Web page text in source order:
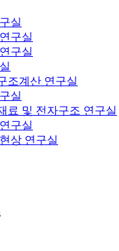
실
구실
구실
조계산 연구실
실
료 및 전자구조 연구실
구실
상 연구실